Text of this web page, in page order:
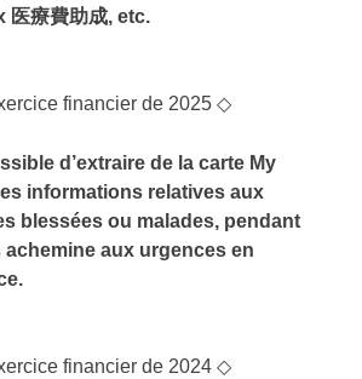
医療費助成, etc.
financier de 2025 ◇
d’extraire de la carte My
informations relatives aux
blessées ou malades, pendant
achemine aux urgences en
financier de 2024 ◇